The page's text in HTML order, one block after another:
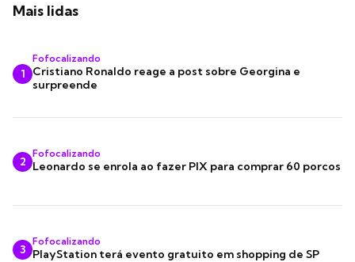
Mais lidas
1
Fofocalizando
Cristiano Ronaldo reage a post sobre Georgina e
surpreende
2
Fofocalizando
Leonardo se enrola ao fazer PIX para comprar 60 porcos
3
Fofocalizando
PlayStation terá evento gratuito em shopping de SP